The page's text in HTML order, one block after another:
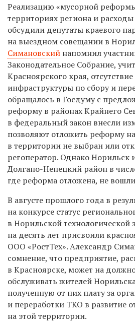
Реализацию «мусорной
территориях региона и
обсудили депутаты краевого
на выездном совещании в
Симановский напомнил
Законодательное Собрание,
Красноярского края,
инфраструктуры по сбору и
обращалось в Госдуму с
реформу в районах Крайнего
в федеральный закон внесли
позволяют отложить реформу
в территории не выбран или
регоператор. Однако
Долгано-Ненецкий район в
где реформа отложена, не
В августе прошлого года в
на конкурсе статус
в Норильской технологической
на десять лет присвоили
ООО «РостТех». Александр
сомнение, что предприятие,
в Красноярске, может на
обслуживать жителей
полученную от них плату за
и переработки ТКО в развитие
на этой территории.